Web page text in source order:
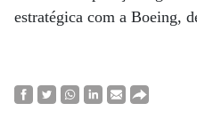
estratégica com a Boeing,